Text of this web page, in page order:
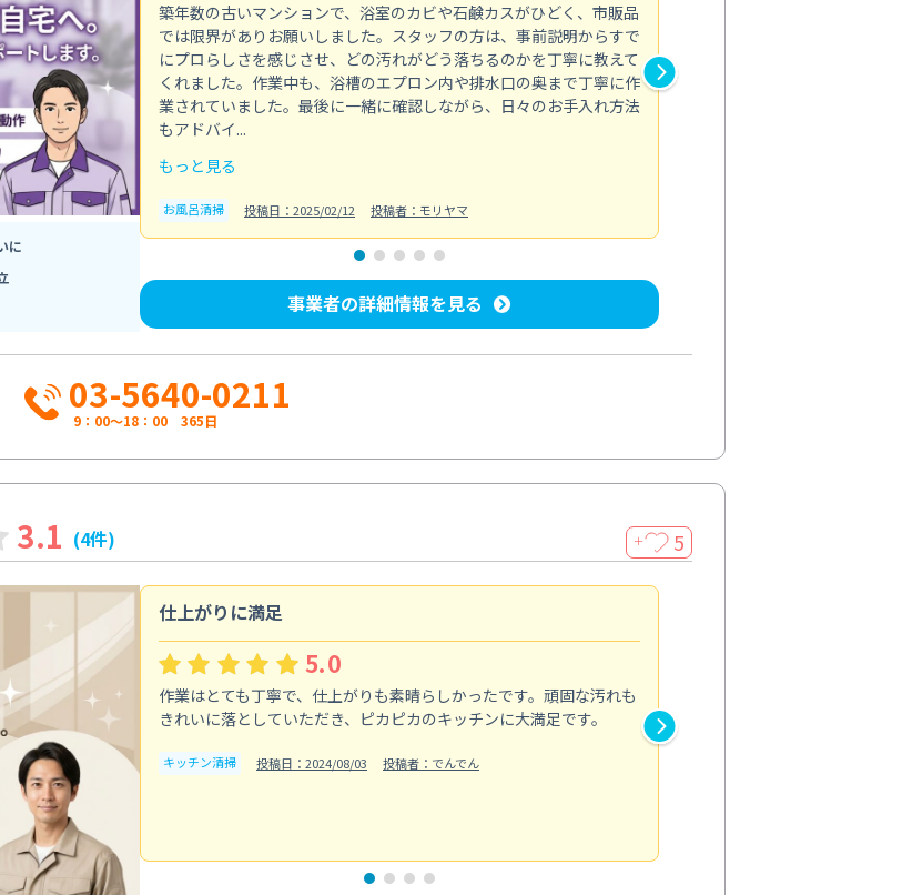
に
築年数の古いマンションで、浴室のカビや石鹸カスがひどく、市販品
では限界がありお願いしました。スタッフの方は、事前説明からすで
にプロらしさを感じさせ、どの汚れがどう落ちるのかを丁寧に教えて
くれました。作業中も、浴槽のエプロン内や排水口の奥まで丁寧に作
業されていました。最後に一緒に確認しながら、日々のお手入れ方法
もアドバイ...
もっと見る
お風呂清掃 投稿日：2025/02/12 投稿者：モリヤマ
事業者の詳細情報を見る
03-5640-0211
9：00～18：00 365日
3.1 (4件) ＋ 5
仕上がりに満足
5.0
作業はとても丁寧で、仕上がりも素晴らしかったです。頑固な汚れも
きれいに落としていただき、ピカピカのキッチンに大満足です。
キッチン清掃 投稿日：2024/08/03 投稿者：でんでん